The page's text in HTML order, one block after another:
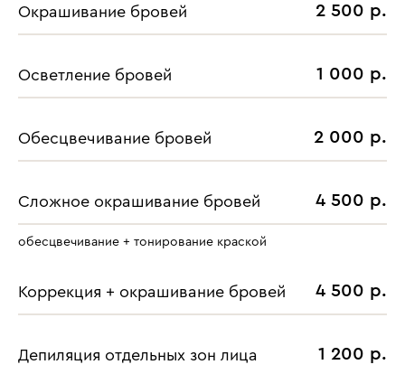
Окрашивание бровей 2 500 р.
Осветление бровей 1 000 р.
Обесцвечивание бровей 2 000 р.
Сложное окрашивание бровей 4 500 р.
обесцвечивание + тонирование краской
Коррекция + окрашивание бровей 4 500 р.
Депиляция отдельных зон лица 1 200 р.